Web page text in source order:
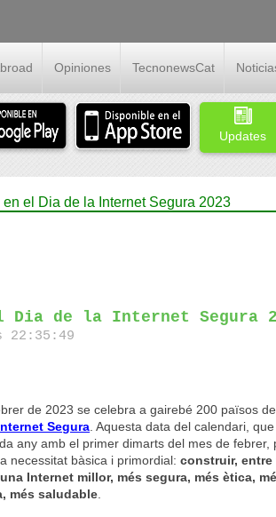
Opiniones TecnonewsCat
Updates
el Dia de la Internet Segura 2023
de la Internet Segura
22:35:49
de 2023 se celebra a gairebé 200 països
Segura . Aquesta data del calendari, que
any amb el primer dimarts del mes de febrer,
necessitat bàsica i primordial:construir, entre
Internet millor, més segura, més ètica,
més saludable